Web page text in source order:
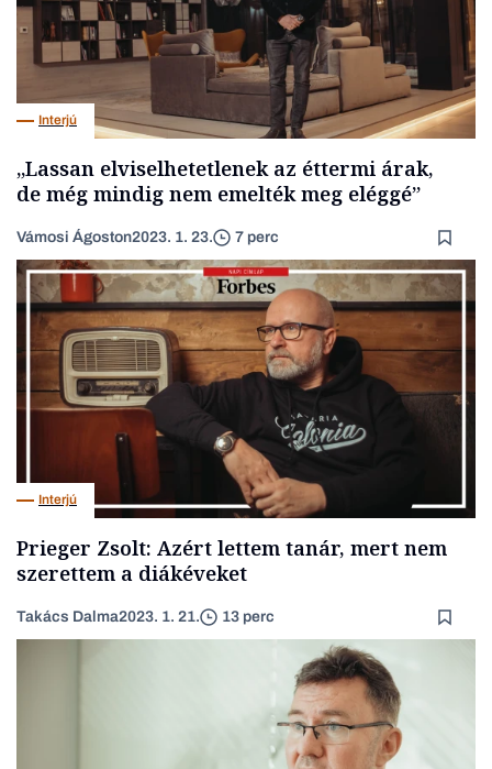
Interjú
„Lassan elviselhetetlenek az éttermi árak,
de még mindig nem emelték meg eléggé”
Vámosi Ágoston2023. 1. 23. 7 perc
Interjú
Prieger Zsolt: Azért lettem tanár, mert nem
szerettem a diákéveket
Takács Dalma2023. 1. 21. 13 perc